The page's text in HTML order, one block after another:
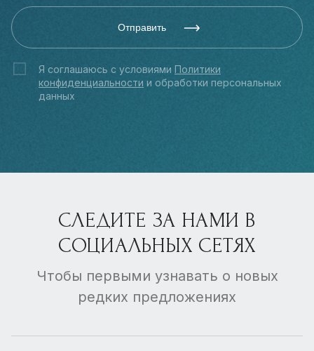
Отправить
Я соглашаюсь с условиями Политики
конфиденциальности и обработки персональных
данных
СЛЕДИТЕ ЗА НАМИ В
СОЦИАЛЬНЫХ СЕТЯХ
Чтобы первыми узнавать о новых
редких предложениях